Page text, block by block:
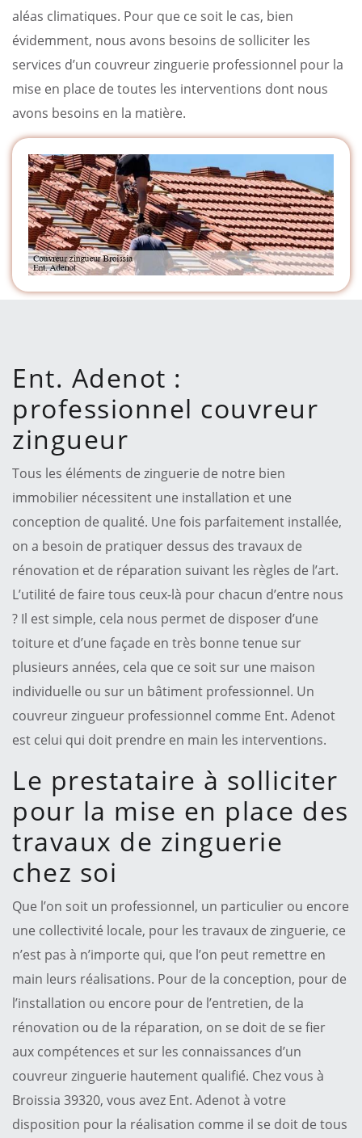
aléas climatiques. Pour que ce soit le cas, bien
évidemment, nous avons besoins de solliciter les
services d’un couvreur zinguerie professionnel pour la
mise en place de toutes les interventions dont nous
avons besoins en la matière.
Ent. Adenot :
professionnel couvreur
zingueur
Tous les éléments de zinguerie de notre bien
immobilier nécessitent une installation et une
conception de qualité. Une fois parfaitement installée,
on a besoin de pratiquer dessus des travaux de
rénovation et de réparation suivant les règles de l’art.
L’utilité de faire tous ceux-là pour chacun d’entre nous
? Il est simple, cela nous permet de disposer d’une
toiture et d’une façade en très bonne tenue sur
plusieurs années, cela que ce soit sur une maison
individuelle ou sur un bâtiment professionnel. Un
couvreur zingueur professionnel comme Ent. Adenot
est celui qui doit prendre en main les interventions.
Le prestataire à solliciter
pour la mise en place des
travaux de zinguerie
chez soi
Que l’on soit un professionnel, un particulier ou encore
une collectivité locale, pour les travaux de zinguerie, ce
n’est pas à n’importe qui, que l’on peut remettre en
main leurs réalisations. Pour de la conception, pour de
l’installation ou encore pour de l’entretien, de la
rénovation ou de la réparation, on se doit de se fier
aux compétences et sur les connaissances d’un
couvreur zinguerie hautement qualifié. Chez vous à
Broissia 39320, vous avez Ent. Adenot à votre
disposition pour la réalisation comme il se doit de tous